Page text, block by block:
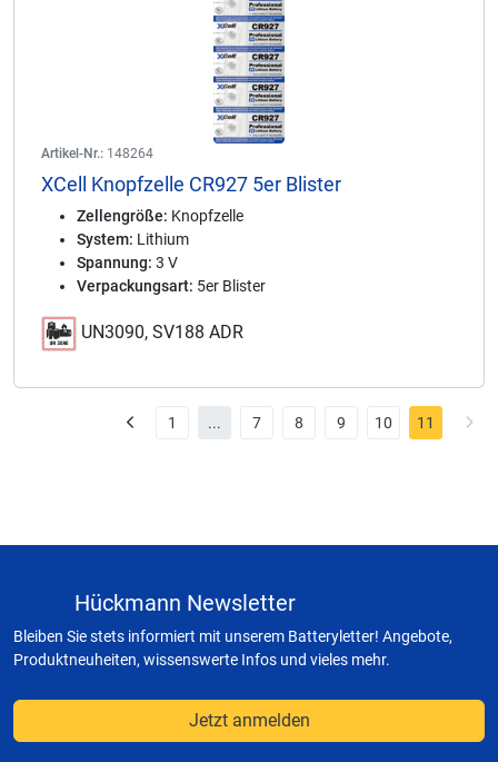
Artikel-Nr.: 148264
XCell Knopfzelle CR927 5er Blister
Zellengröße: Knopfzelle
System: Lithium
Spannung: 3 V
Verpackungsart: 5er Blister
UN3090, SV188 ADR
1 ... 7 8 9 10 11
Hückmann Newsletter
Bleiben Sie stets informiert mit unserem Batteryletter! Angebote,
Produktneuheiten, wissenswerte Infos und vieles mehr.
Jetzt anmelden